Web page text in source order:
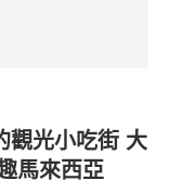
觀光小吃街 大
馬來西亞